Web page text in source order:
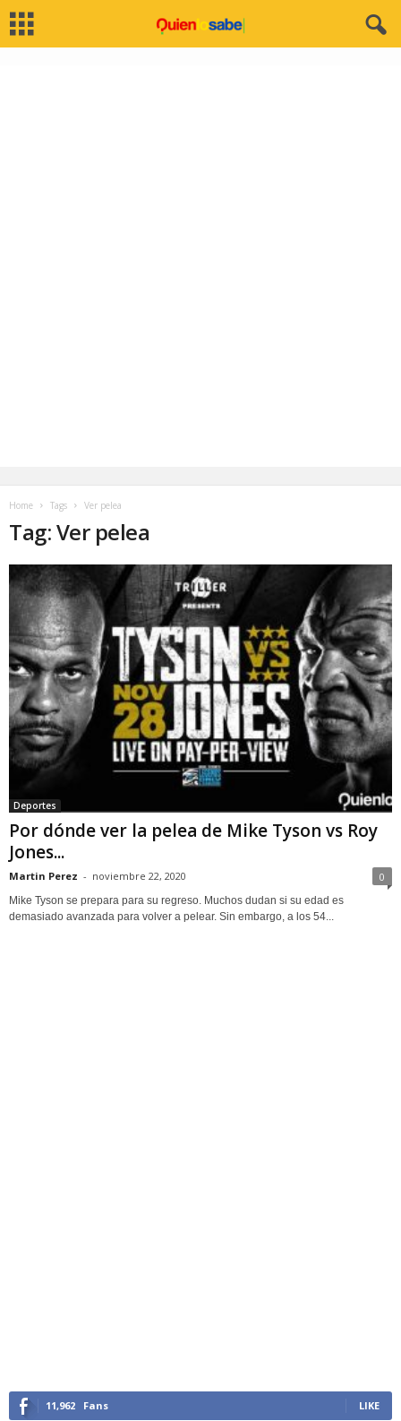
Home Tags Ver pelea
Tag: Ver pelea
Deportes
Por dónde ver la pelea de Mike Tyson vs Roy
Jones...
Martin Perez - noviembre 22, 2020 0
Mike Tyson se prepara para su regreso. Muchos dudan si su edad es
demasiado avanzada para volver a pelear. Sin embargo, a los 54...
11,962 Fans LIKE